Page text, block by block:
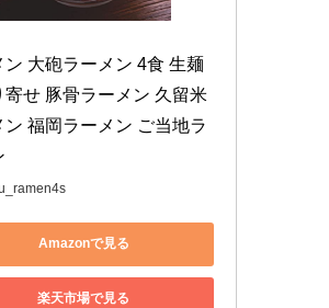
ン 大砲ラーメン 4食 生麺
寄せ 豚骨ラーメン 久留米
ン 福岡ラーメン ご当地ラ
Amazonで見る
楽天市場で見る